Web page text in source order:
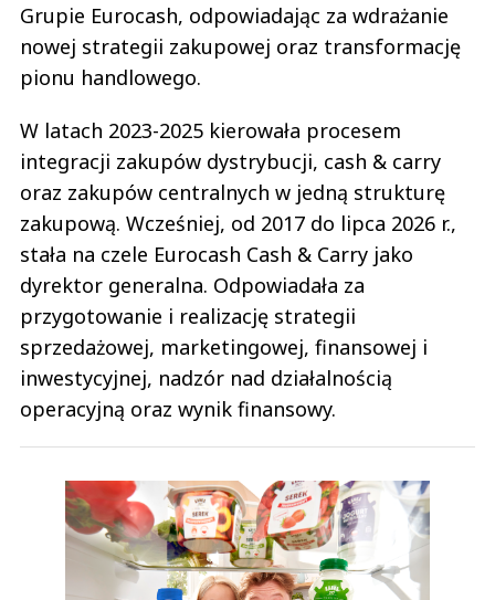
Grupie Eurocash, odpowiadając za wdrażanie
nowej strategii zakupowej oraz transformację
pionu handlowego.
W latach 2023-2025 kierowała procesem
integracji zakupów dystrybucji, cash & carry
oraz zakupów centralnych w jedną strukturę
zakupową. Wcześniej, od 2017 do lipca 2026 r.,
stała na czele Eurocash Cash & Carry jako
dyrektor generalna. Odpowiadała za
przygotowanie i realizację strategii
sprzedażowej, marketingowej, finansowej i
inwestycyjnej, nadzór nad działalnością
operacyjną oraz wynik finansowy.